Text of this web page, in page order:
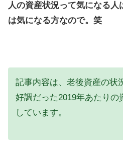
人の資産状況って気になる
は気になる方なので。笑
記事内容は、老後資産の状
好調だった2019年あたりの
しています。